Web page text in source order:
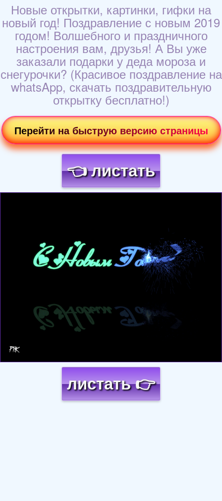
Новые открытки, картинки, гифки на
новый год! Поздравление с новым 2019
годом! Волшебного и праздничного
настроения вам, друзья! А Вы уже
заказали подарки у деда мороза и
снегурочки? (Красивое поздравление на
whatsApp, скачать поздравительную
открытку бесплатно!)
Перейти на быструю версию страницы
👈 листать
листать 👉